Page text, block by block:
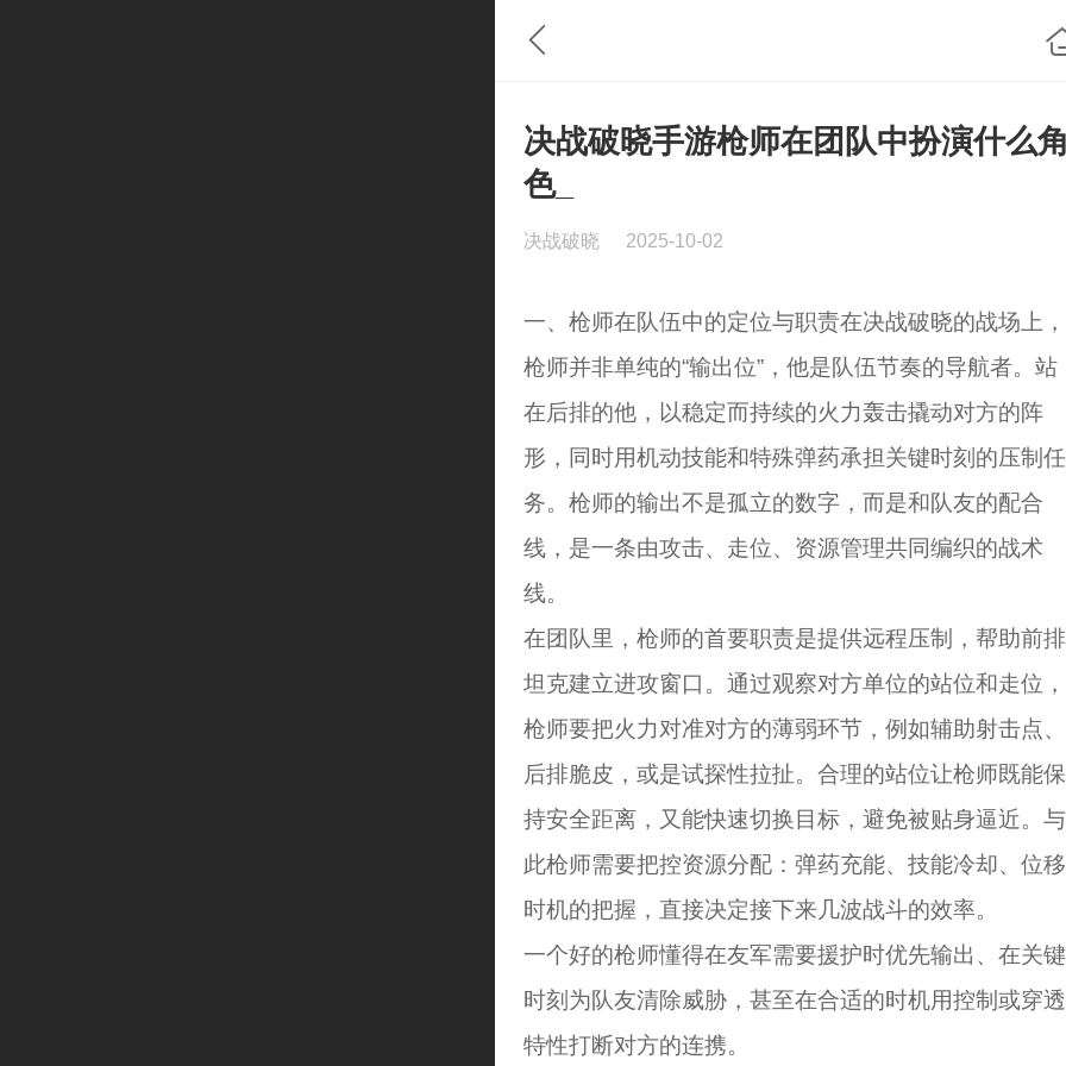
决战破晓手游枪师在团队中扮演什么
色_
决战破晓 2025-10-02
一、枪师在队伍中的定位与职责在决战破晓的战场上，
枪师并非单纯的“输出位”，他是队伍节奏的导航者。站
在后排的他，以稳定而持续的火力轰击撬动对方的阵
形，同时用机动技能和特殊弹药承担关键时刻的压制任
务。枪师的输出不是孤立的数字，而是和队友的配合
线，是一条由攻击、走位、资源管理共同编织的战术
线。
在团队里，枪师的首要职责是提供远程压制，帮助前排
坦克建立进攻窗口。通过观察对方单位的站位和走位，
枪师要把火力对准对方的薄弱环节，例如辅助射击点、
后排脆皮，或是试探性拉扯。合理的站位让枪师既能保
持安全距离，又能快速切换目标，避免被贴身逼近。与
此枪师需要把控资源分配：弹药充能、技能冷却、位移
时机的把握，直接决定接下来几波战斗的效率。
一个好的枪师懂得在友军需要援护时优先输出、在关键
时刻为队友清除威胁，甚至在合适的时机用控制或穿透
特性打断对方的连携。